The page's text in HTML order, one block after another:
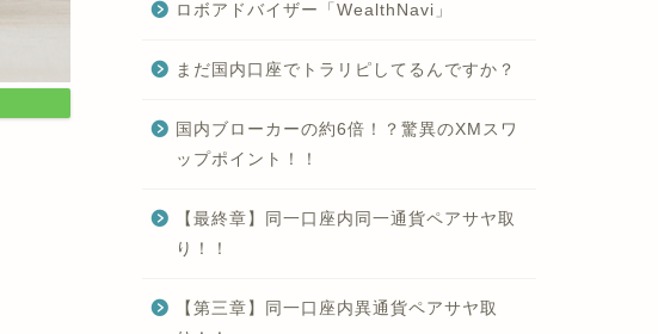
ロボアドバイザー「WealthNavi」
まだ国内口座でトラリピしてるんですか？
国内ブローカーの約6倍！？驚異のXMスワ
ップポイント！！
【最終章】同一口座内同一通貨ペアサヤ取
り！！
【第三章】同一口座内異通貨ペアサヤ取